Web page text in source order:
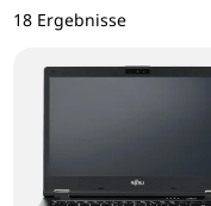
18 Ergebnisse